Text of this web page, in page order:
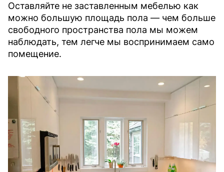
Оставляйте не заставленным мебелью как
можно большую площадь пола — чем больше
свободного пространства пола мы можем
наблюдать, тем легче мы воспринимаем само
помещение.